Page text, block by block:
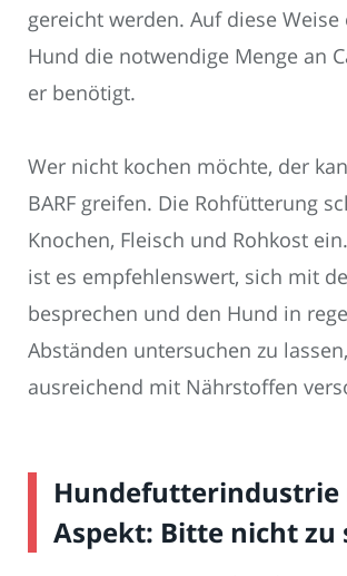
gereicht werden. Auf diese
Hund die notwendige Menge an
er benötigt.
Wer nicht kochen möchte, der
BARF greifen. Die Rohfütterung
Knochen, Fleisch und Rohkost
ist es empfehlenswert, sich mit
besprechen und den Hund in
Abständen untersuchen zu
ausreichend mit Nährstoffen
Hundefutterindustrie
Aspekt: Bitte nicht zu